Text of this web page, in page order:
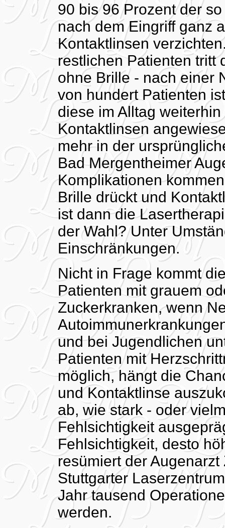
90 bis 96 Prozent der
nach dem Eingriff ganz
Kontaktlinsen
restlichen Patienten tritt
ohne Brille - nach einer
von hundert Patienten
diese im Alltag
Kontaktlinsen
mehr in der
Bad Mergentheimer
Komplikationen
Brille drückt und
ist dann die
der Wahl? Unter
Einschränkungen.
Nicht in Frage kommt
Patienten mit grauem
Zuckerkranken, wenn
und bei Jugendlichen
Patienten mit
möglich, hängt die
und Kontaktlinse
ab, wie stark - oder
Fehlsichtigkeit
Fehlsichtigkeit, desto
resümiert der
Stuttgarter
Jahr tausend
werden.